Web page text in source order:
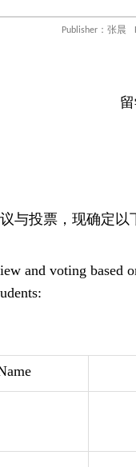
Publisher：张晨
与投票，现确定
and voting based